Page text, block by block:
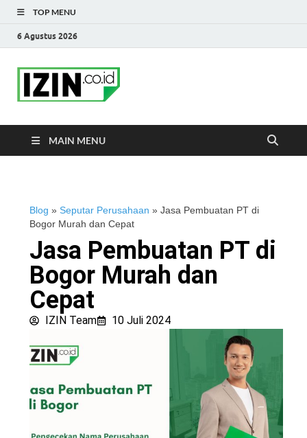
TOP MENU
6 Agustus 2026
MAIN MENU
Blog » Seputar Perusahaan » Jasa Pembuatan PT di
Bogor Murah dan Cepat
Jasa Pembuatan PT di
Bogor Murah dan
Cepat
IZIN Team 10 Juli 2024